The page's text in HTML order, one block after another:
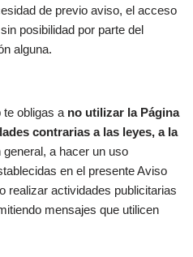
de previo aviso, el acceso
posibilidad por parte del
alguna.
obligas a no utilizar la Página
contrarias a las leyes, a la
general, a hacer un uso
en el presente Aviso
realizar actividades publicitarias
mensajes que utilicen